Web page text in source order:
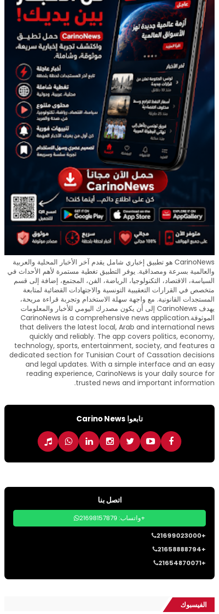
CarinoNews هو تطبيق إخباري شامل يقدم آخر الأخبار المحلية والعربية
والعالمية بسرعة ومصداقية. يوفر التطبيق تغطية مستمرة لأهم الأحداث في
السياسة، الاقتصاد، التكنولوجيا، الرياضة، الفن، المجتمع، إضافة إلى قسم
متخصص في القرارات التعقيبية التونسية والاجتهادات القضائية لمتابعة
المستجدات القانونية. مع واجهة سهلة الاستخدام وتجربة قراءة مريحة،
يهدف CarinoNews إلى أن يكون مصدرك اليومي للأخبار والمعلومات
الموثوقة.CarinoNews is a comprehensive news application
that delivers the latest local, Arab and international news
quickly and reliably. The app covers politics, economy,
technology, sports, entertainment, society, and features a
dedicated section for Tunisian Court of Cassation decisions
and legal updates. With a simple interface and an easy
reading experience, CarinoNews is your daily source for
trusted news and important information.
تابعوا Carino News
اتصل بنا
واتساب: 21698157879+
21699023000+
21658888794+
21654870071+
الفيسبوك